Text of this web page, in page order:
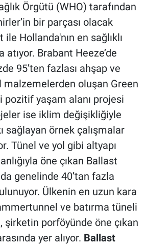
Örgütü (WHO) tarafından
bir parçası olacak
Hollanda'nın en sağlıklı
Brabant Heeze’de
95’ten fazlası ahşap ve
malzemelerden oluşan Green
pozitif yaşam alanı projesi
ise iklim değişikliğiyle
sağlayan örnek çalışmalar
Tünel ve yol gibi altyapı
öne çıkan Ballast
genelinde 40’tan fazla
Ülkenin en uzun kara
ve batırma tüneli
porföyünde öne çıkan
yer alıyor. Ballast